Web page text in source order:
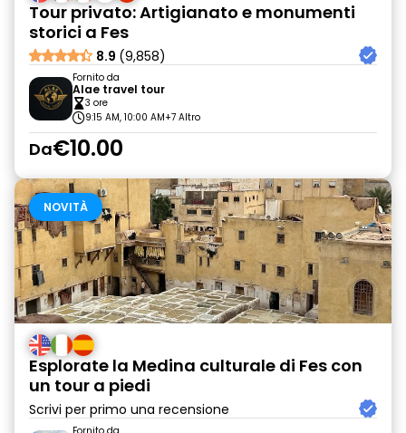
Tour privato: Artigianato e monumenti
storici a Fes
8.9 (9,858)
Fornito da
Alae travel tour
3 ore
9:15 AM, 10:00 AM+7 Altro
Da€10.00
NOVITÀ
Esplorate la Medina culturale di Fes con
un tour a piedi
Scrivi per primo una recensione